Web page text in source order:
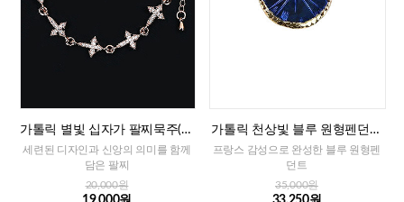
가톨릭 별빛 십자가 팔찌묵주(로
즈골드)
세련된 디자인과 신앙의 의미를 함께
담은 팔찌
20,000원
가톨릭 천상빛 블루 원형펜던트
(프랑스)
프랑스 감성으로 완성한 블루 원형펜
던트
35,000원